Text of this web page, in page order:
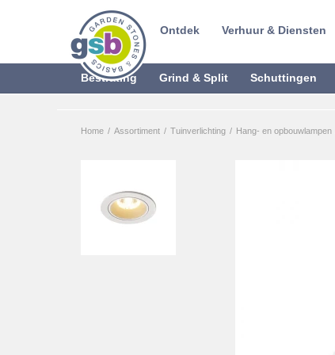
Ontdek Verhuur & Diensten
Bestrating Grind & Split Schuttingen
Home / Assortiment / Tuinverlichting / Hang- en opbouwlampen